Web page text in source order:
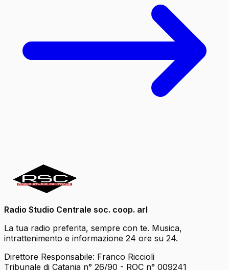
Radio Studio Centrale soc. coop. arl
La tua radio preferita, sempre con te. Musica,
intrattenimento e informazione 24 ore su 24.
Direttore Responsabile: Franco Riccioli
Tribunale di Catania n° 26/90 - ROC n° 009241